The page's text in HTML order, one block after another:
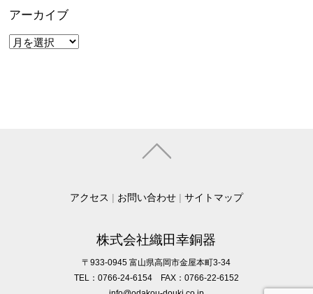
アーカイブ
ア
アクセス | お問い合わせ| サイトマップ
株式会社織田幸銅器
〒933-0945 富山県高岡市金屋本町3-34
TEL：0766-24-6154 FAX：0766-22-6152